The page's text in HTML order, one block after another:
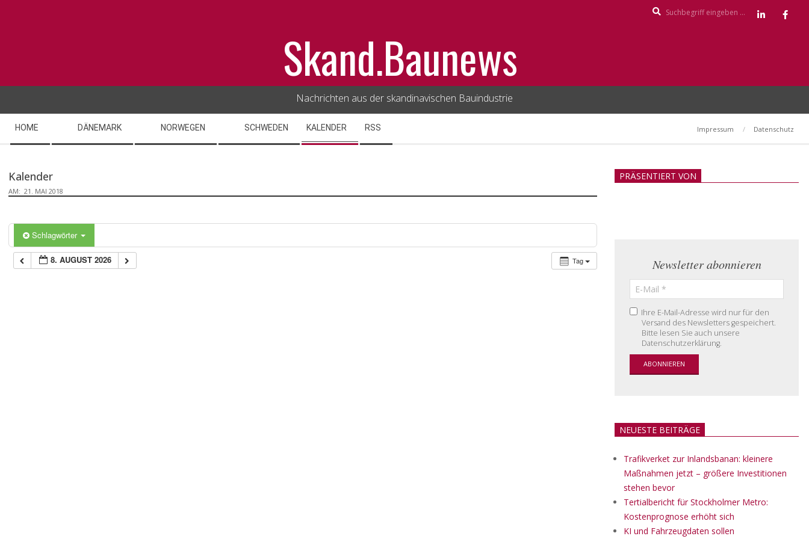
Skand.Baunews
Nachrichten aus der skandinavischen Bauindustrie
Navigation
Menu
HOME DÄNEMARK NORWEGEN SCHWEDEN KALENDER RSS Impressum Datenschutz
Kalender
AM: 21. MAI 2018
Schlagwörter
Tag
8. AUGUST 2026
PRÄSENTIERT VON
Newsletter abonnieren
Ihre E-Mail-Adresse wird nur für den
Versand des Newsletters gespeichert.
Bitte lesen Sie auch unsere
Datenschutzerklärung.
NEUESTE BEITRÄGE
Trafikverket zur Inlandsbanan: kleinere
Maßnahmen jetzt – größere Investitionen
stehen bevor
Tertialbericht für Stockholmer Metro:
Kostenprognose erhöht sich
KI und Fahrzeugdaten sollen